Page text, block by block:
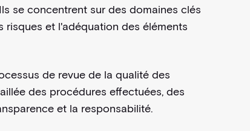
se concentrent sur des domaines clés
risques et l'adéquation des éléments
de revue de la qualité des
des procédures effectuées, des
et la responsabilité.